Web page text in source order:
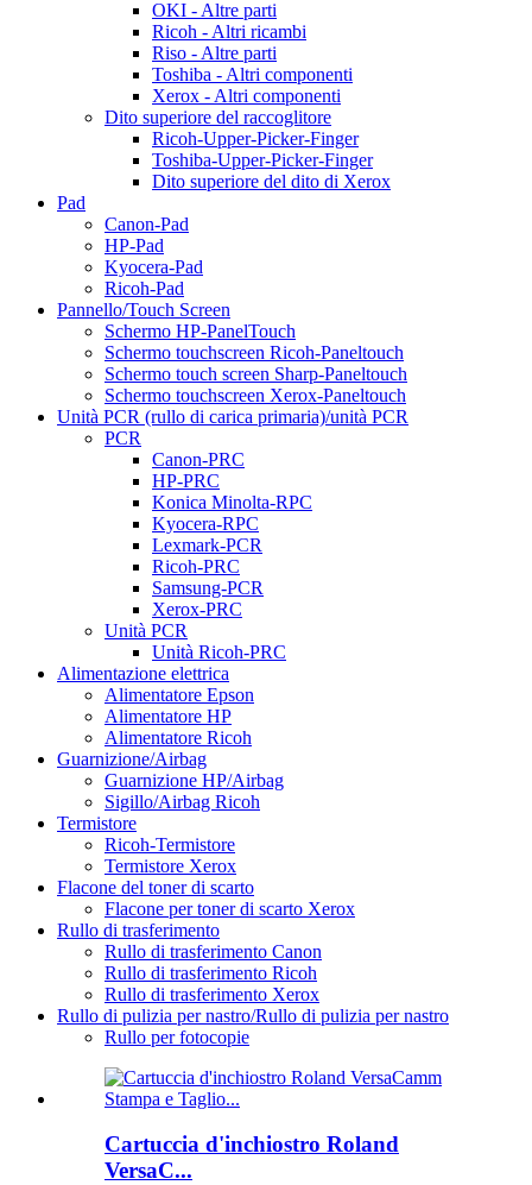
OKI - Altre parti
Ricoh - Altri ricambi
Riso - Altre parti
Toshiba - Altri componenti
Xerox - Altri componenti
Dito superiore del raccoglitore
Ricoh-Upper-Picker-Finger
Toshiba-Upper-Picker-Finger
Dito superiore del dito di Xerox
Pad
Canon-Pad
HP-Pad
Kyocera-Pad
Ricoh-Pad
Pannello/Touch Screen
Schermo HP-PanelTouch
Schermo touchscreen Ricoh-Paneltouch
Schermo touch screen Sharp-Paneltouch
Schermo touchscreen Xerox-Paneltouch
Unità PCR (rullo di carica primaria)/unità PCR
PCR
Canon-PRC
HP-PRC
Konica Minolta-RPC
Kyocera-RPC
Lexmark-PCR
Ricoh-PRC
Samsung-PCR
Xerox-PRC
Unità PCR
Unità Ricoh-PRC
Alimentazione elettrica
Alimentatore Epson
Alimentatore HP
Alimentatore Ricoh
Guarnizione/Airbag
Guarnizione HP/Airbag
Sigillo/Airbag Ricoh
Termistore
Ricoh-Termistore
Termistore Xerox
Flacone del toner di scarto
Flacone per toner di scarto Xerox
Rullo di trasferimento
Rullo di trasferimento Canon
Rullo di trasferimento Ricoh
Rullo di trasferimento Xerox
Rullo di pulizia per nastro/Rullo di pulizia per nastro
Rullo per fotocopie
Cartuccia d'inchiostro Roland
VersaC...